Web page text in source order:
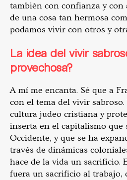
también con confianza y
de una cosa tan hermosa
podamos vivir con otros y
La idea del vivir
provechosa?
A mí me encanta. Sé que a
con el tema del vivir
cultura judeo cristiana y
inserta en el capitalismo que
Occidente, y que se ha
través de dinámicas
hace de la vida un sacrificio.
fuera un sacrificio al trabajo,